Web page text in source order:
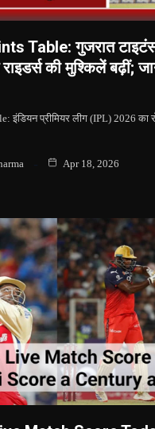
Table: गुजरात
की मुश्किलें बढ़ीं;
इंडियन प्रीमियर लीग (IPL) 2026 का
Apr 18, 2026